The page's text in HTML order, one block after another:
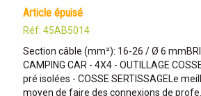
article épuisé
Réf: 45AB5014
Section câble (mm²): 16-26 / Ø 6
CAMPING CAR - 4X4 - OUTILLAGE
pré isolées - COSSE SERTISSAGELe
moyen de faire des connexions de profe...